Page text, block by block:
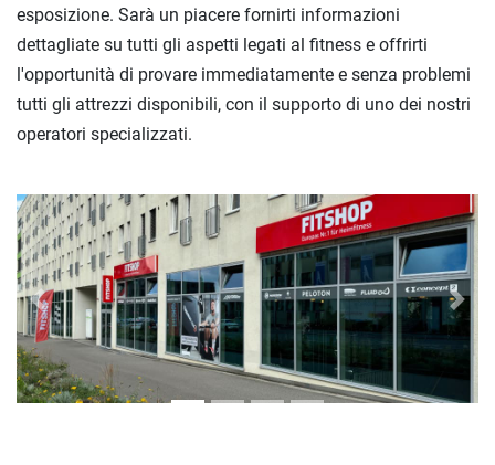
esposizione. Sarà un piacere fornirti informazioni
dettagliate su tutti gli aspetti legati al fitness e offrirti
l'opportunità di provare immediatamente e senza problemi
tutti gli attrezzi disponibili, con il supporto di uno dei nostri
operatori specializzati.
Previous Next